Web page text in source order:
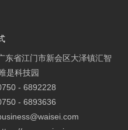
东省江门市新会区大泽镇汇智
是科技园
- 6892228
- 6893636